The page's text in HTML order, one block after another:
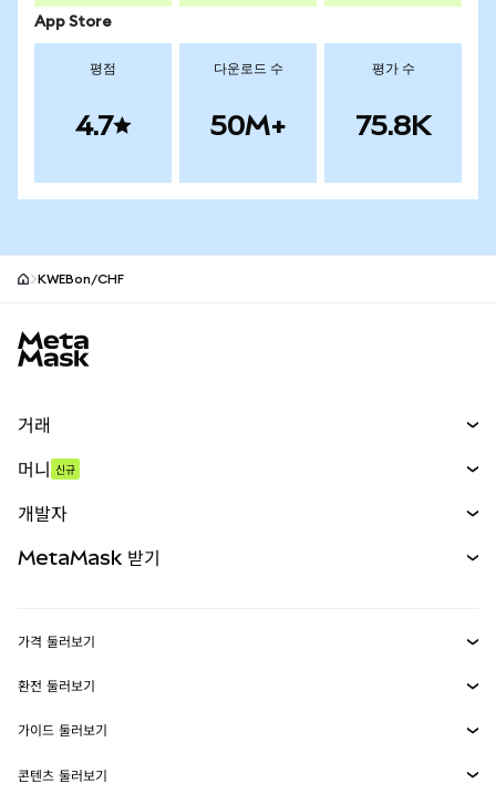
App Store
평점
4.7
다운로드 수
50M+
평가 수
75.8K
KWEBon/CHF
거래
무기한 선물
실물자산
머니 신규
개발자
MetaMask Connect
Snaps
웹3 서비스
MetaMask 받기
보안
고객 지원
가격 둘러보기
이더리움 가격
솔라나 가격
환전 둘러보기
ETH를 USD로 환전
USDT를 INR로 환전
가이드 둘러보기
ETH 매수
콘텐츠 둘러보기